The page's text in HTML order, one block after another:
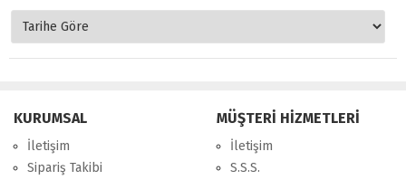
KURUMSAL
İletişim
Sipariş Takibi
MÜŞTERİ HİZMETLERİ
İletişim
S.S.S.